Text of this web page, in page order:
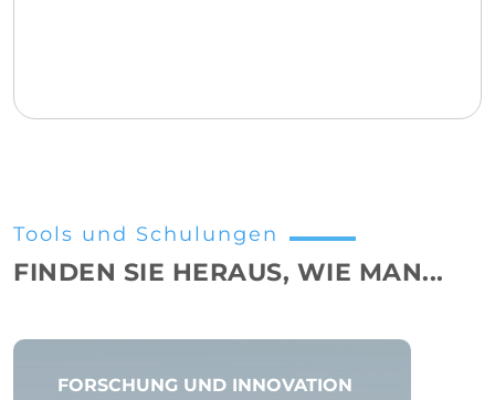
Tools und Schulungen
FINDEN SIE HERAUS, WIE MAN...
FORSCHUNG UND INNOVATION